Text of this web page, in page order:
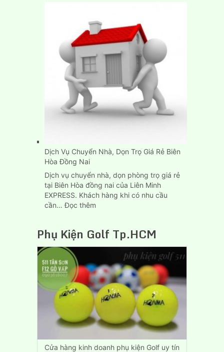
Dịch Vụ Chuyển Nhà, Dọn Trọ Giá Rẻ Biên
Hòa Đồng Nai
Dịch vụ chuyển nhà, dọn phòng trọ giá rẻ
tại Biên Hòa đồng nai của Liên Minh
EXPRESS. Khách hàng khi có nhu cầu
cần…Đọc thêm:
Chuyển
Nhà,
Trọ
Giá
Rẻ
Biên
Hòa
Đồng
Nai
Phụ Kiện Golf Tp.HCM
Cửa hàng kinh doanh phụ kiện Golf uy tín